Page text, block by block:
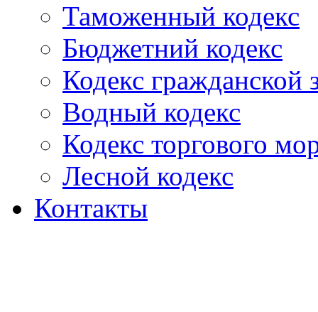
Таможенный кодекс
Бюджетний кодекс
Кодекс гражданской
Водный кодекс
Кодекс торгового
Лесной кодекс
Контакты